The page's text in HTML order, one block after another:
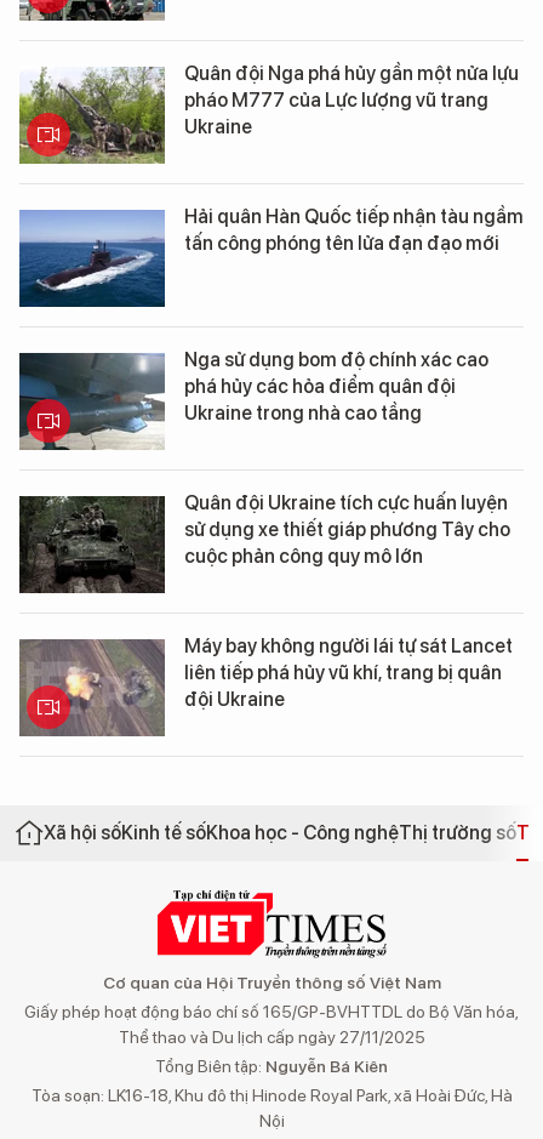
Quân đội Nga phá hủy gần một nửa lựu
pháo M777 của Lực lượng vũ trang
Ukraine
Hải quân Hàn Quốc tiếp nhận tàu ngầm
tấn công phóng tên lửa đạn đạo mới
Nga sử dụng bom độ chính xác cao
phá hủy các hỏa điểm quân đội
Ukraine trong nhà cao tầng
Quân đội Ukraine tích cực huấn luyện
sử dụng xe thiết giáp phương Tây cho
cuộc phản công quy mô lớn
Máy bay không người lái tự sát Lancet
liên tiếp phá hủy vũ khí, trang bị quân
đội Ukraine
Xã hội sốKinh tế sốKhoa học - Công nghệThị trường số
Cơ quan của Hội Truyền thông số Việt Nam
Giấy phép hoạt động báo chí số 165/GP-BVHTTDL do Bộ Văn hóa,
Thể thao và Du lịch cấp ngày 27/11/2025
Tổng Biên tập: Nguyễn Bá Kiên
Tòa soạn: LK16-18, Khu đô thị Hinode Royal Park, xã Hoài Đức, Hà
Nội